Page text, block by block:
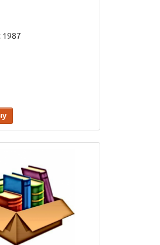
1987